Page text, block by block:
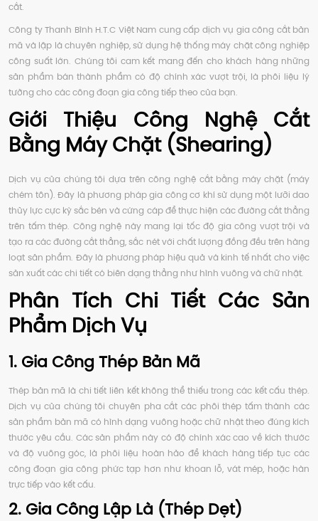
cắt.
Công ty Thanh Bình H.T.C Việt Nam cung cấp dịch vụ gia công cắt bản
mã và lập là chuyên nghiệp, sử dụng hệ thống máy chặt công nghiệp
công suất lớn. Chúng tôi cam kết mang đến cho khách hàng những
sản phẩm bán thành phẩm có độ chính xác vượt trội, là phôi liệu lý
tưởng cho các công đoạn gia công tiếp theo của bạn.
Giới Thiệu Công Nghệ Cắt
Bằng Máy Chặt (Shearing)
Dịch vụ của chúng tôi dựa trên công nghệ cắt bằng máy chặt (máy
chém tôn). Đây là phương pháp gia công cơ khí sử dụng một lưỡi dao
thủy lực cực kỳ sắc bén và cứng cáp để thực hiện các đường cắt thẳng
trên tấm thép. Công nghệ này mang lại tốc độ gia công vượt trội và
tạo ra các đường cắt thẳng, sắc nét với chất lượng đồng đều trên hàng
loạt sản phẩm. Đây là phương pháp hiệu quả và kinh tế nhất cho việc
sản xuất các chi tiết có biên dạng thẳng như hình vuông và chữ nhật.
Phân Tích Chi Tiết Các Sản
Phẩm Dịch Vụ
1. Gia Công Thép Bản Mã
Thép bản mã là chi tiết liên kết không thể thiếu trong các kết cấu thép.
Dịch vụ của chúng tôi chuyên pha cắt các phôi thép tấm thành các
sản phẩm bản mã có hình dạng vuông hoặc chữ nhật theo đúng kích
thước yêu cầu. Các sản phẩm này có độ chính xác cao về kích thước
và độ vuông góc, là phôi liệu hoàn hảo để khách hàng tiếp tục các
công đoạn gia công phức tạp hơn như khoan lỗ, vát mép, hoặc hàn
trực tiếp vào kết cấu.
2. Gia Công Lập Là (Thép Dẹt)